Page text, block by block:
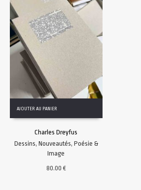
AJOUTER AU PANIER
Charles Dreyfus
Dessins, Nouveautés, Poésie &
Image
80.00€